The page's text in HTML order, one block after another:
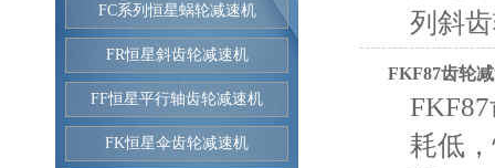
FC系列恒星蜗轮减速机
FR恒星斜齿轮减速机
FF恒星平行轴齿轮减速机
FK恒星伞齿轮减速机
列斜
FKF87齿轮
耗低